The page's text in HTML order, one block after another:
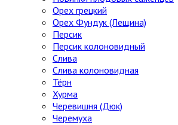
Орех грецкий
Орех Фундук (Лещина)
Персик
Персик колоновидный
Слива
Слива колоновидная
Тёрн
Хурма
Черевишня (Дюк)
Черемуха